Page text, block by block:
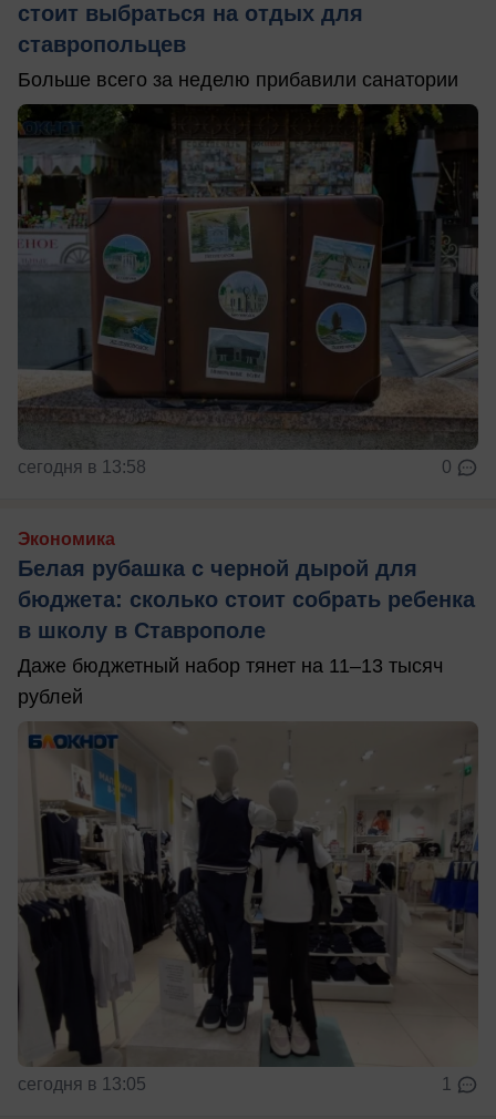
стоит выбраться на отдых для
ставропольцев
Больше всего за неделю прибавили санатории
сегодня в 13:58 0
Экономика
Белая рубашка с черной дырой для
бюджета: сколько стоит собрать ребенка
в школу в Ставрополе
Даже бюджетный набор тянет на 11–13 тысяч
рублей
сегодня в 13:05 1